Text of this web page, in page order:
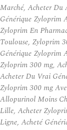
Marché, Acheter
Générique Zyloprim
Zyloprim En
Toulouse, Zyloprim
Générique Zyloprim
Zyloprim 300 mg,
Acheter Du Vrai
Zyloprim 300 mg
Allopurinol Moins
Lille, Acheter
Ligne, Acheté